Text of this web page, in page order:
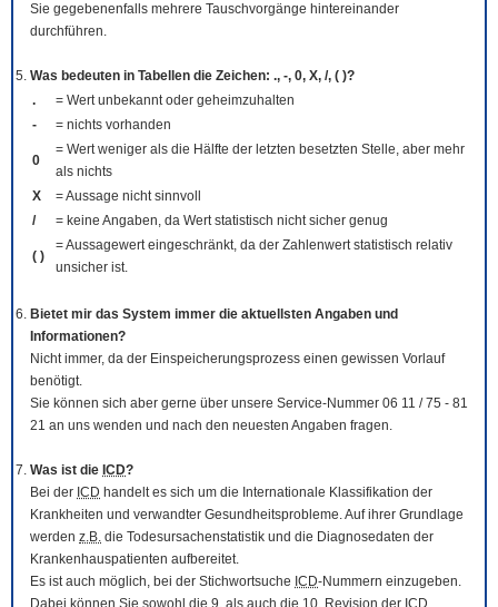
Sie gegebenenfalls mehrere Tauschvorgänge hintereinander
durchführen.
Was bedeuten in Tabellen die Zeichen: ., -, 0, X, /, ( )?
.
= Wert unbekannt oder geheimzuhalten
-
= nichts vorhanden
0
= Wert weniger als die Hälfte der letzten besetzten Stelle, aber mehr
als nichts
X
= Aussage nicht sinnvoll
/
= keine Angaben, da Wert statistisch nicht sicher genug
( )
= Aussagewert eingeschränkt, da der Zahlenwert statistisch relativ
unsicher ist.
Bietet mir das System immer die aktuellsten Angaben und
Informationen?
Nicht immer, da der Einspeicherungsprozess einen gewissen Vorlauf
benötigt.
Sie können sich aber gerne über unsere Service-Nummer 06 11 / 75 - 81
21 an uns wenden und nach den neuesten Angaben fragen.
Was ist die ICD?
Bei der ICD handelt es sich um die Internationale Klassifikation der
Krankheiten und verwandter Gesundheitsprobleme. Auf ihrer Grundlage
werden z.B. die Todesursachenstatistik und die Diagnosedaten der
Krankenhauspatienten aufbereitet.
Es ist auch möglich, bei der Stichwortsuche ICD-Nummern einzugeben.